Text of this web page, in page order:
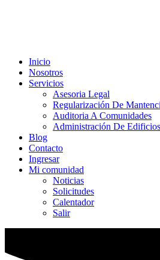
Inicio
Nosotros
Servicios
Asesoria Legal
Regularización De
Auditoria A Comunidades
Administración De Edificios
Blog
Contacto
Ingresar
Mi comunidad
Noticias
Solicitudes
Calentador
Salir